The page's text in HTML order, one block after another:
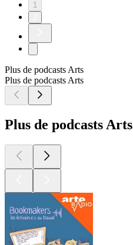
1
Plus de podcasts Arts
Plus de podcasts Arts
Plus de podcasts Arts